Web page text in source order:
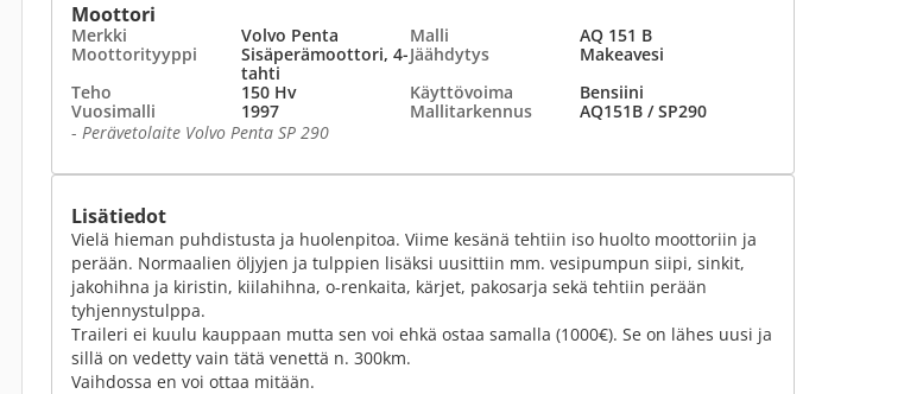
Moottori
Merkki Volvo Penta Malli
AQ 151 B
Moottorityyppi
Sisäperämoottori, 4-
tahti
Jäähdytys
Makeavesi
Teho
150 Hv Käyttövoima
Bensiini
Vuosimalli
1997 Mallitarkennus
AQ151B / SP290
- Perävetolaite Volvo Penta SP 290
Lisätiedot
Vielä hieman puhdistusta ja huolenpitoa. Viime kesänä tehtiin iso huolto moottoriin ja
perään. Normaalien öljyjen ja tulppien lisäksi uusittiin mm. vesipumpun siipi, sinkit,
jakohihna ja kiristin, kiilahihna, o-renkaita, kärjet, pakosarja sekä tehtiin perään
tyhjennystulppa.
Traileri ei kuulu kauppaan mutta sen voi ehkä ostaa samalla (1000€). Se on lähes uusi ja
sillä on vedetty vain tätä venettä n. 300km.
Vaihdossa en voi ottaa mitään.